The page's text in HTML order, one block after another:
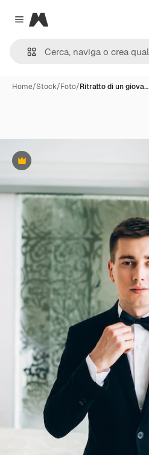
Close menu
Magnific
Home/Stock/Foto/Ritratto di un giova…
Premium